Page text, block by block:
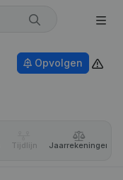
Opvolgen
Tijdlijn Jaar­rekeningen